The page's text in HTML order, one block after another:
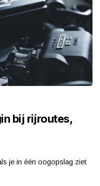
bij rijroutes,
je in één oogopslag ziet